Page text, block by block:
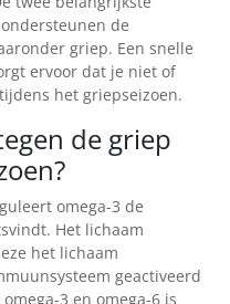
de
griep. Een snelle
ervoor dat je niet of
het griepseizoen.
de griep
omega-3 de
Het lichaam
het lichaam
geactiveerd
3 en omega-6 is